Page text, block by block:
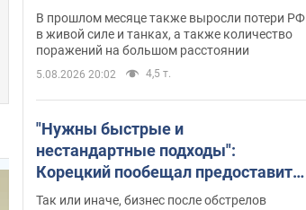
обнародовали статистику
В прошлом месяце также выросли потери РФ
в живой силе и танках, а также количество
поражений на большом расстоянии
5.08.2026 20:02 4,5 т.
"Нужны быстрые и
нестандартные подходы":
Корецкий пообещал предоставить
бизнесу приоритетный доступ к
Так или иначе, бизнес после обстрелов